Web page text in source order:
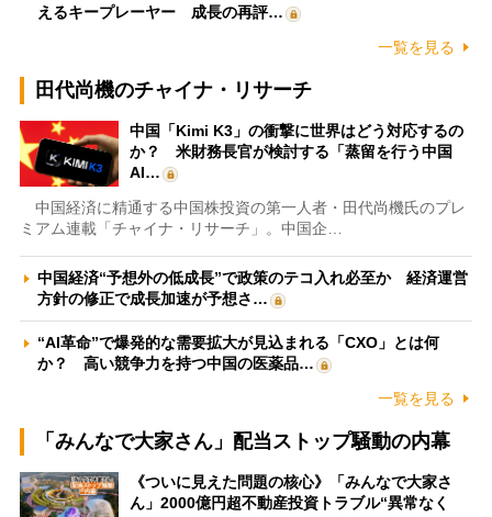
えるキープレーヤー 成長の再評…
一覧を見る
田代尚機のチャイナ・リサーチ
中国「Kimi K3」の衝撃に世界はどう対応するの
か？ 米財務長官が検討する「蒸留を行う中国
AI…
中国経済に精通する中国株投資の第一人者・田代尚機氏のプレ
ミアム連載「チャイナ・リサーチ」。中国企…
中国経済“予想外の低成長”で政策のテコ入れ必至か 経済運営
方針の修正で成長加速が予想さ…
“AI革命”で爆発的な需要拡大が見込まれる「CXO」とは何
か？ 高い競争力を持つ中国の医薬品…
一覧を見る
「みんなで大家さん」配当ストップ騒動の内幕
《ついに見えた問題の核心》「みんなで大家さ
ん」2000億円超不動産投資トラブル“異常なく